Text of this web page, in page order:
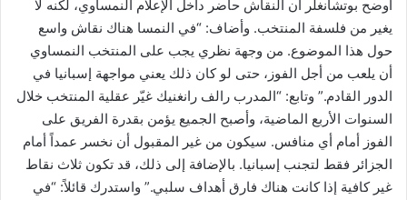
أوضح بوتشانغلر أن النقاش حاضر داخل الإعلام النمساوي، لكنه لا
يغير من فلسفة المنتخب. وأضاف: “في النمسا هناك نقاش واسع
حول هذا الموضوع. من وجهة نظري يجب على المنتخب النمساوي
أن يلعب من أجل الفوز، حتى لو كان ذلك يعني مواجهة إسبانيا في
الدور القادم.” وتابع: “المدرب رالف رانغنيك غيّر عقلية المنتخب خلال
السنوات الأربع الماضية، وأصبح الجميع يؤمن بقدرة الفريق على
الفوز أمام أي منافس. سيكون من غير المقبول أن نخسر عمداً أمام
الجزائر فقط لتجنب إسبانيا. بالإضافة إلى ذلك، قد تكون ثلاث نقاط
غير كافية إذا كانت هناك فارق أهداف سلبي.” واستدرك قائلاً: “في